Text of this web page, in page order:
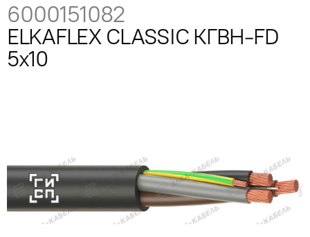
6000151082
ELKAFLEX CLASSIC КГВН-FD
5x10